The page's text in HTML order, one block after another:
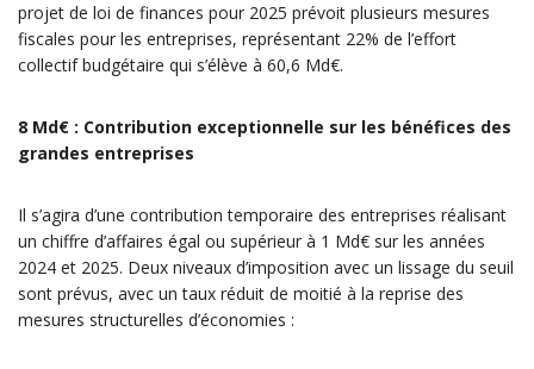
projet de loi de finances pour 2025 prévoit plusieurs mesures
fiscales pour les entreprises, représentant 22% de l’effort
collectif budgétaire qui s’élève à 60,6 Md€.
8 Md€ : Contribution exceptionnelle sur les bénéfices des
grandes entreprises
Il s’agira d’une contribution temporaire des entreprises réalisant
un chiffre d’affaires égal ou supérieur à 1 Md€ sur les années
2024 et 2025. Deux niveaux d’imposition avec un lissage du seuil
sont prévus, avec un taux réduit de moitié à la reprise des
mesures structurelles d’économies :